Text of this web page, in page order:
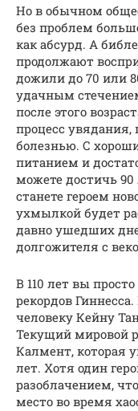
Но в обычном
без проблем
как абсурд. А
продолжают
дожили до 70 или
удачным
после этого
процесс
болезнью. С
питанием и
можете достичь
станете героем
ухмылкой будет
давно ушедших
долгожителя с
В 110 лет вы
рекордов
человеку Кейну
Текущий мировой
Калмент, которая
лет. Хотя один
разоблачением,
место во время